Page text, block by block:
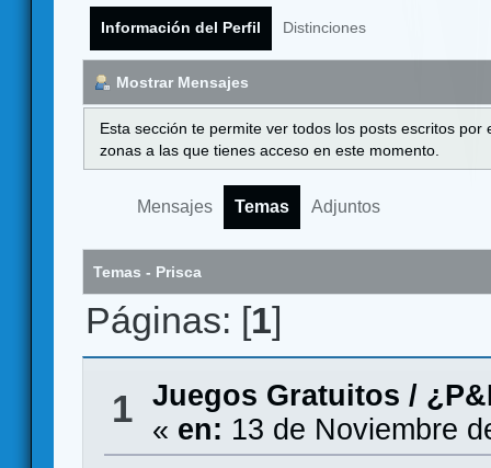
Información del Perfil Distinciones
Mostrar Mensajes
Esta sección te permite ver todos los posts escritos
zonas a las que tienes acceso en este momento.
Mensajes Temas Adjuntos
Temas - Prisca
Páginas: [1]
1 Juegos Gratuitos /
« en: 13 de Noviembre